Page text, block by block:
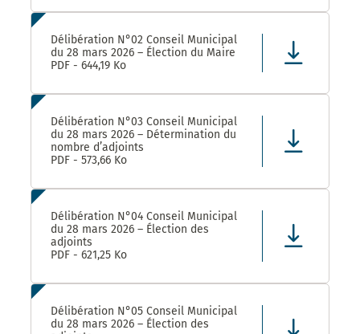
Délibération N°02 Conseil Municipal
du 28 mars 2026 – Élection du Maire
PDF - 644,19 Ko
Délibération N°03 Conseil Municipal
du 28 mars 2026 – Détermination du
nombre d’adjoints
PDF - 573,66 Ko
Délibération N°04 Conseil Municipal
du 28 mars 2026 – Élection des
adjoints
PDF - 621,25 Ko
Délibération N°05 Conseil Municipal
du 28 mars 2026 – Élection des